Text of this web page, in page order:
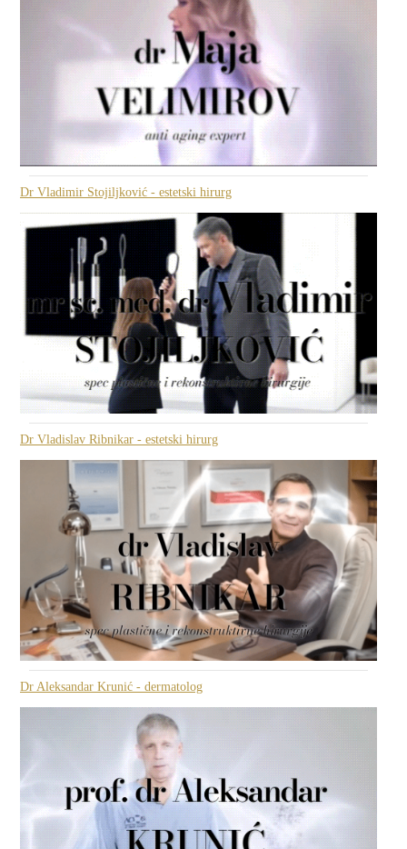
Dr Vladimir Stojiljković - estetski hirurg
Dr Vladislav Ribnikar - estetski hirurg
Dr Aleksandar Krunić - dermatolog